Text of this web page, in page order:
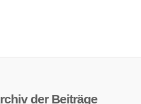
der Beiträge